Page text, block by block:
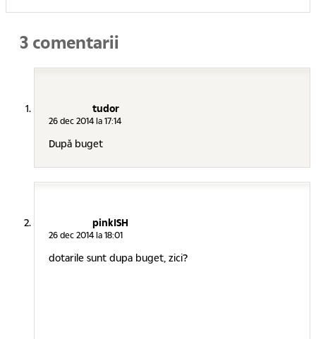
3 comentarii
tudor
26 dec 2014 la 17:14
După buget
pinkISH
26 dec 2014 la 18:01
dotarile sunt dupa buget, zici?